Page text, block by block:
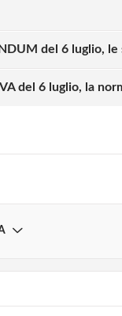
del 6 luglio, le
del 6 luglio, la
nei divesri
40 anni sono
funzionamento
come tutti i